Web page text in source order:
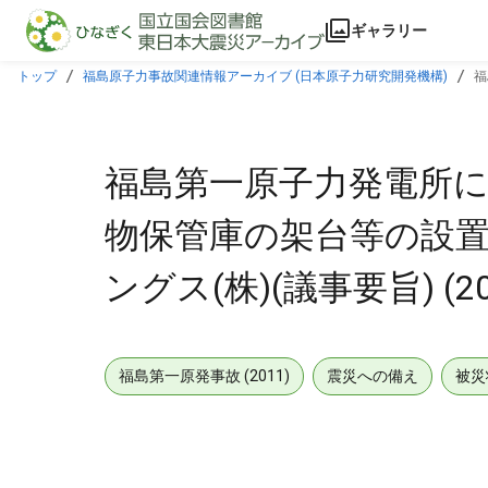
本文に飛ぶ
ギャラリー
トップ 福島原子力事故関連情報アーカイブ (日本原子力研究開発機構)
福島第一原子力発電所
物保管庫の架台等の設
ングス(株)(議事要旨)
福島第一原発事故 (2011) 震災への備え 被災